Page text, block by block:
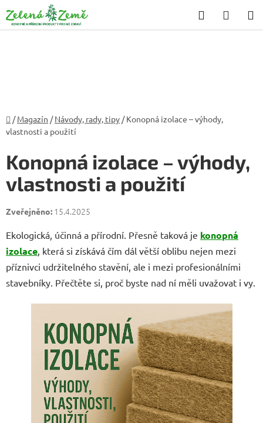
na
obsah
Hledat
KOŠÍK
Domů
/ Magazín / Návody, rady, tipy / Konopná izolace – výhody,
vlastnosti a použití
Konopná izolace – výhody,
vlastnosti a použití
15.4.2025
Ekologická, účinná a přírodní. Přesně taková je konopná
izolace, která si získává čím dál větší oblibu nejen mezi
příznivci udržitelného stavění, ale i mezi profesionálními
stavebníky. Přečtěte si, proč byste nad ní měli uvažovat i vy.